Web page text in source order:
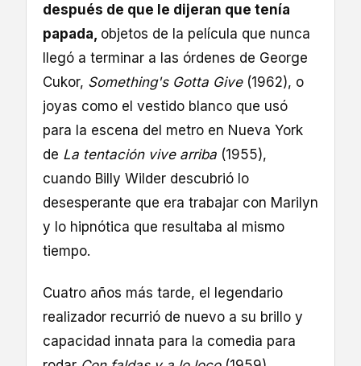
después de que le dijeran que tenía
papada, objetos de la película que nunca
llegó a terminar a las órdenes de George
Cukor, Something's Gotta Give(1962), o
joyas como el vestido blanco que usó
para la escena del metro en Nueva York
de La tentación vive arriba (1955),
cuando Billy Wilder descubrió lo
desesperante que era trabajar con Marilyn
y lo hipnótica que resultaba al mismo
tiempo.
Cuatro años más tarde, el legendario
realizador recurrió de nuevo a su brillo y
capacidad innata para la comedia para